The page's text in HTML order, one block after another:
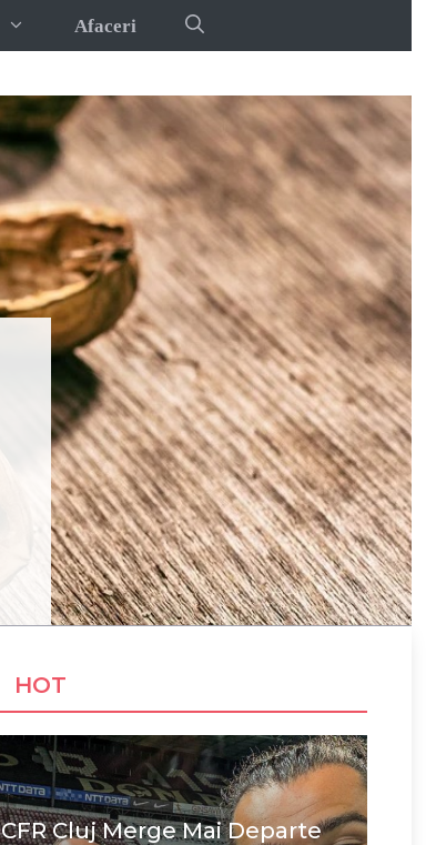
Afaceri
HOT
CFR Cluj Merge Mai Departe